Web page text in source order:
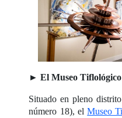
►El Museo
Situado en pleno
número 18), elMuseo